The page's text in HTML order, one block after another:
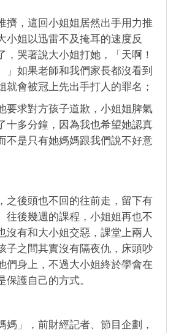
擠，這回小姐姐居然出手用力推
小姐以迅雷不及掩耳的速度反
，哭著說大小姐打她，「天啊！
」如果老師和我們家長都沒看到
就會被冠上先出手打人的罪名；
要求對方孩子道歉，小姐姐脾氣
十多分鐘，因為我也希望她認真
不是只有她媽媽跟我們說不好意
之後頭也不回的往前走，留下有
往後幾週的課程，小姐姐再也不
沒有和大小姐交惡，課堂上兩人
子之間其實沒有隔夜仇，床頭吵
們身上，不過大小姐終於學會在
保護自己的方式。
」，前財經記者、節目企劃，